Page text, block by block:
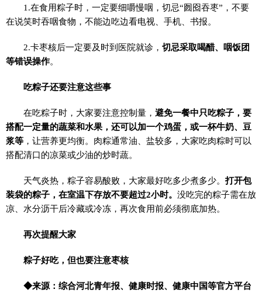
1.在食用粽子时，一定要细嚼慢咽，切忌“囫囵吞枣”，不要
在说笑时吞咽食物，不能边吃边看电视、手机、书报。
2.卡枣核后一定要及时到医院就诊，切忌采取喝醋、咽饭团
等错误操作。
吃粽子还要注意这些事
在吃粽子时，大家要注意控制量，避免一餐中只吃粽子，要
搭配一定量的蔬菜和水果，还可以加一个鸡蛋，或一杯牛奶、豆
浆等 ，让营养更均衡。肉粽通常油、盐较多，大家吃肉粽时可以
搭配清口的凉菜或少油的炒时蔬。
天气炎热，粽子容易酸败，大家最好吃多少煮多少。打开包
装袋的粽子，在室温下存放不要超过2小时。 没吃完的粽子需在放
凉、水分沥干后冷藏或冷冻，再次食用前必须彻底加热。
再次提醒大家
粽子好吃，但也要注意枣核
◆来源：综合河北青年报、健康时报、健康中国等官方平台